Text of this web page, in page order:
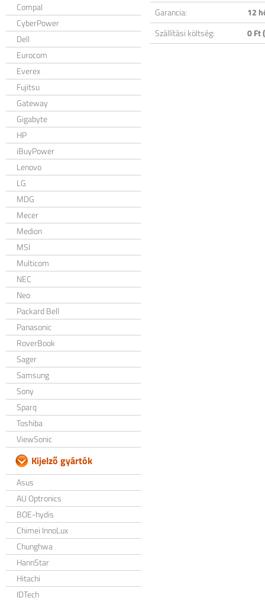
Compal
CyberPower
Dell
Eurocom
Everex
Fujitsu
Gateway
Gigabyte
HP
iBuyPower
Lenovo
LG
MDG
Mecer
Medion
MSI
Multicom
NEC
Neo
Packard Bell
Panasonic
RoverBook
Sager
Samsung
Sony
Sparq
Toshiba
ViewSonic
Kijelző gyártók
Asus
AU Optronics
BOE-hydis
Chimei InnoLux
Chunghwa
HannStar
Hitachi
IDTech
Garancia:
12
Szállítási költség:
0 Ft